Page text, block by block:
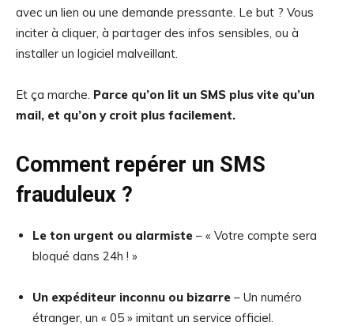
avec un lien ou une demande pressante. Le but ? Vous
inciter à cliquer, à partager des infos sensibles, ou à
installer un logiciel malveillant.
Et ça marche. Parce qu’on lit un SMS plus vite qu’un
mail, et qu’on y croit plus facilement.
Comment repérer un SMS
frauduleux ?
Le ton urgent ou alarmiste – « Votre compte sera
bloqué dans 24h ! »
Un expéditeur inconnu ou bizarre – Un numéro
étranger, un « 05 » imitant un service officiel.